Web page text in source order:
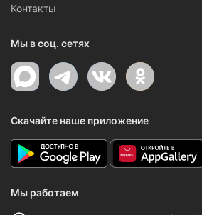
Контакты
Мы в соц. сетях
Скачайте наше приложение
Мы работаем